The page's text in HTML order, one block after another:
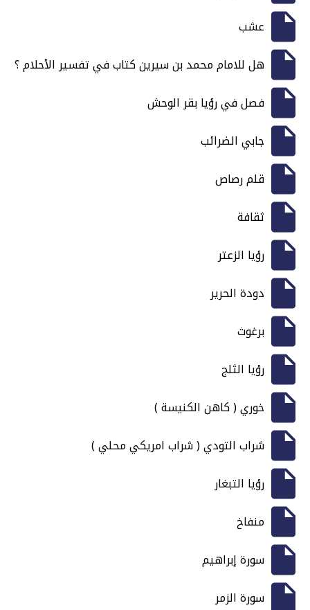
عشب
هل للامام محمد بن سيرين كتاب في تفسير الأحلام ؟
فصل في رؤيا بقر الوحش
جابي الضرائب
قلم رصاص
ثقافة
رؤيا الزعتر
دودة الحرير
برغوث
رؤيا الثلج
خوري ( كاهن الكنيسة )
شراب التودي ( شراب امريكي محلي )
رؤيا التبغار
منفاخ
سورة إبراهيم
سورة الزمر